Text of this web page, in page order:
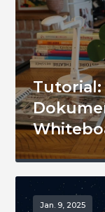
Tutorial:
Jan. 9, 2025